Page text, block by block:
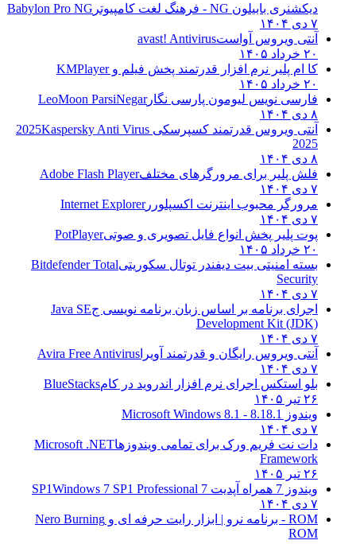
دیکشنری بابیلون NG - فرهنگ لغت کامپیوتر
Babylon Pro NG
۷ دی ۱۴۰۴
آنتی ویروس آواستavast! Antivirus
۲۰ خرداد ۱۴۰۵
کا ام پلیر نرم افزار قدرتمند پخش فیلم وKMPlayer
۲۰ خرداد ۱۴۰۵
فارسی نویس لیومون پارسی نگارLeoMoon ParsiNegar
۸ دی ۱۴۰۴
آنتی ویروس قدرتمند کسپرسکی 2025 Kaspersky Anti Virus
2025
۸ دی ۱۴۰۴
فلش پلیر برای مرورگرهای مختلفAdobe Flash Player
۷ دی ۱۴۰۴
مرورگر محبوب اینترنت اکسپلوررInternet Explorer
۷ دی ۱۴۰۴
پوت پلیر پخش انواع فایل تصویری و صوتیPotPlayer
۲۰ خرداد ۱۴۰۵
بسته امنیتی بیت دیفندر توتال سکوریتیBitdefender Total
Security
۷ دی ۱۴۰۴
اجرای برنامه بر اساس زبان برنامه نویسی جJava SE
Development Kit (JDK)
۷ دی ۱۴۰۴
آنتی ویروس رایگان و قدرتمند آویرا Avira Free Antivirus
۷ دی ۱۴۰۴
بلو استکس اجرای نرم افزار اندروید در کامBlueStacks
۲۶ تیر ۱۴۰۵
ویندوز 8.1
8.1 - Microsoft Windows 8.1
۷ دی ۱۴۰۴
دات نت فریم ورک برای تمامی ویندوزهاMicrosoft .NET
Framework
۲۶ تیر ۱۴۰۵
ویندوز 7 همراه آپدیت 7 SP1
Windows 7 SP1 Professional
۷ دی ۱۴۰۴
ROM - برنامه نرو | ابزار رایت حرفه ای و
Nero Burning
ROM